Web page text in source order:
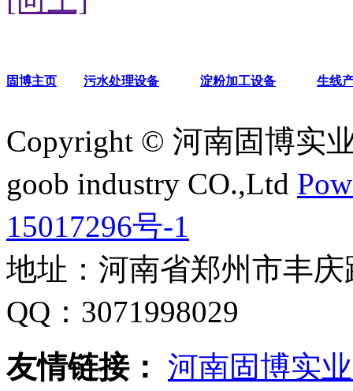
固博主页 污水处理设备 淀粉加工设备 生线
Copyright © 河南固博实
goob industry CO.,Ltd
15017296号-1
地址：河南省郑州市丰庆
QQ：3071998029
友情链接： 河南固博实